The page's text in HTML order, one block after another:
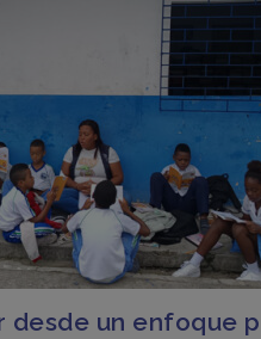
desde un enfoque